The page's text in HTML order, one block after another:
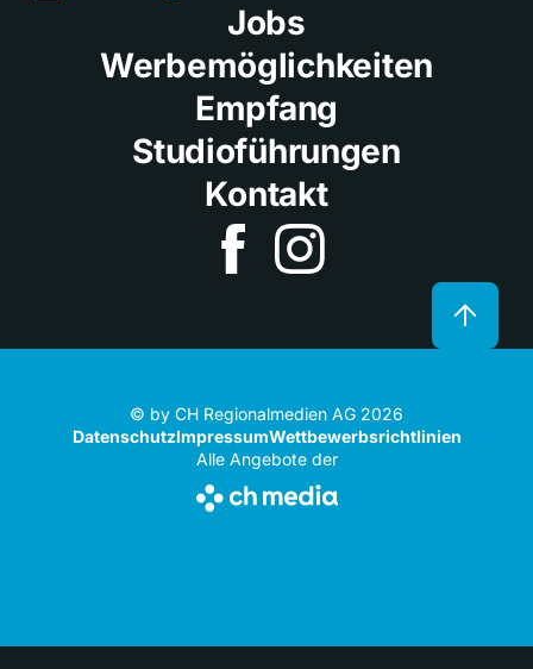
Jobs
Werbemöglichkeiten
Empfang
Studioführungen
Kontakt
© by CH Regionalmedien AG 2026
DatenschutzImpressumWettbewerbsrichtlinien
Alle Angebote der